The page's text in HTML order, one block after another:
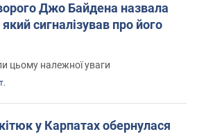
Джо Байдена назвала
сигналізував про його
цьому належної уваги
у Карпатах обернулася